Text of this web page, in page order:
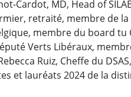
Cardot, MD, Head of
retraité, membre de
membre du board tu
Verts Libéraux,
Ruiz, Cheffe du
et lauréats 2024 de la